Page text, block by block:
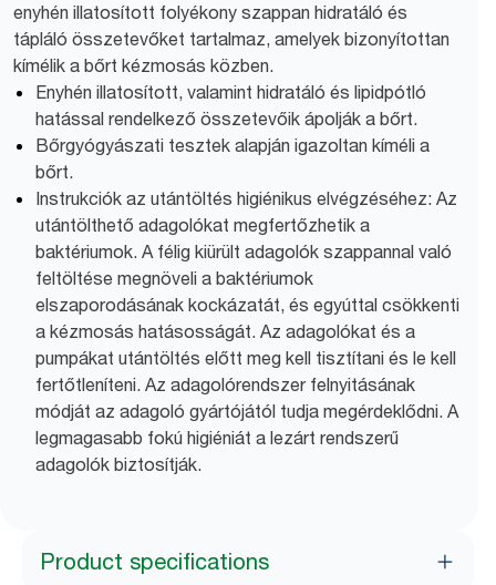
enyhén illatosított folyékony szappan hidratáló és
tápláló összetevőket tartalmaz, amelyek bizonyítottan
kímélik a bőrt kézmosás közben.
Enyhén illatosított, valamint hidratáló és lipidpótló
hatással rendelkező összetevőik ápolják a bőrt.
Bőrgyógyászati tesztek alapján igazoltan kíméli a
bőrt.
Instrukciók az utántöltés higiénikus elvégzéséhez: Az
utántölthető adagolókat megfertőzhetik a
baktériumok. A félig kiürült adagolók szappannal való
feltöltése megnöveli a baktériumok
elszaporodásának kockázatát, és egyúttal csökkenti
a kézmosás hatásosságát. Az adagolókat és a
pumpákat utántöltés előtt meg kell tisztítani és le kell
fertőtleníteni. Az adagolórendszer felnyitásának
módját az adagoló gyártójától tudja megérdeklődni. A
legmagasabb fokú higiéniát a lezárt rendszerű
adagolók biztosítják.
Product specifications